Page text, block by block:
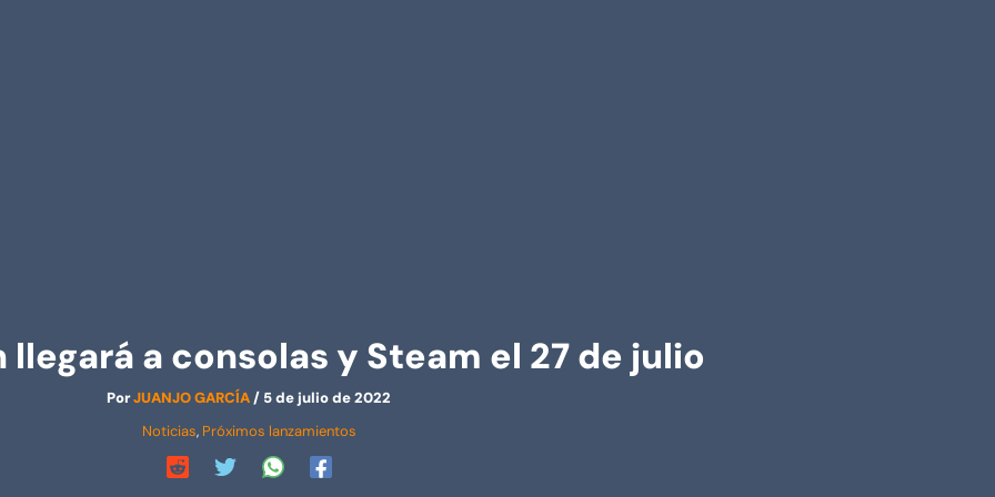
a consolas y Steam el 27 de julio
PorJUANJO GARCÍA/ 5 de julio de 2022
Noticias, Próximos lanzamientos